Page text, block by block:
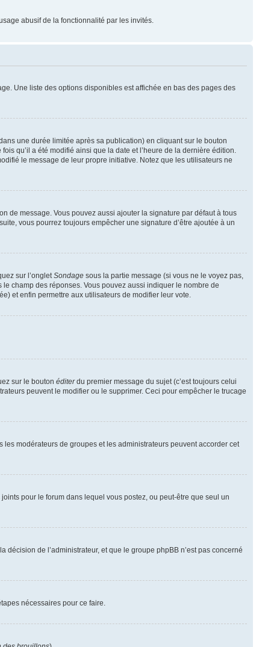
abusif de la fonctionnalité par les invités.
Une liste des options disponibles est affichée en bas des pages des
une durée limitée après sa publication) en cliquant sur le bouton
qu’il a été modifié ainsi que la date et l’heure de la dernière édition.
le message de leur propre initiative. Notez que les utilisateurs ne
de message. Vous pouvez aussi ajouter la signature par défaut à tous
vous pourrez toujours empêcher une signature d’être ajoutée à un
sur l’onglet Sondage sous la partie message (si vous ne le voyez pas,
champ des réponses. Vous pouvez aussi indiquer le nombre de
et enfin permettre aux utilisateurs de modifier leur vote.
sur le bouton éditerdu premier message du sujet (c’est toujours celui
peuvent le modifier ou le supprimer. Ceci pour empêcher le trucage
modérateurs de groupes et les administrateurs peuvent accorder cet
pour le forum dans lequel vous postez, ou peut-être que seul un
de l’administrateur, et que le groupe phpBB n’est pas concerné
nécessaires pour ce faire.